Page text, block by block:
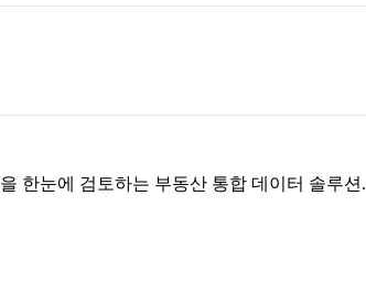
한눈에 검토하는 부동산 통합 데이터 솔루션.